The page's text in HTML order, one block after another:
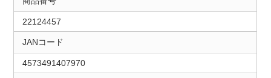
22124457
JANコード
4573491407970